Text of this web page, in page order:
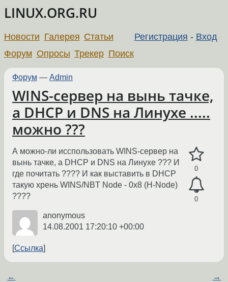
LINUX.ORG.RU
Регистрация - Вход
Новости Галерея Статьи
Форум Опросы Трекер Поиск
Форум — Admin
WINS-сервер на вынь тачке,
а DHCP и DNS на Линухе .....
можно ???
0
0
А можно-ли исспользовать WINS-сервер на
вынь тачке, а DHCP и DNS на Линухе ??? И
где почитать ???? И как выставить в DHCP
такую хрень WINS/NBT Node - 0x8 (H-Node)
????
anonymous
14.08.2001 17:20:10 +00:00
Ссылка
← →